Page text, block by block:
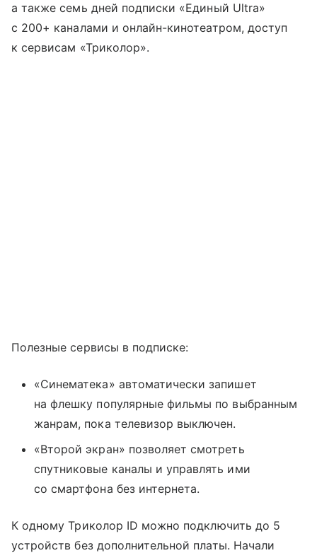
а также семь дней подписки «Единый Ultra»
с 200+ каналами и онлайн-кинотеатром, доступ
к сервисам «Триколор».
Полезные сервисы в подписке:
«Синематека» автоматически запишет
на флешку популярные фильмы по выбранным
жанрам, пока телевизор выключен.
«Второй экран» позволяет смотреть
спутниковые каналы и управлять ими
со смартфона без интернета.
К одному Триколор ID можно подключить до 5
устройств без дополнительной платы. Начали